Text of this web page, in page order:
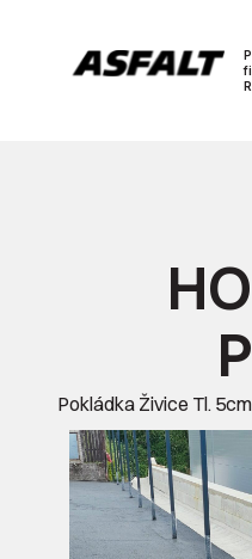
Pokládka Živice Tl.